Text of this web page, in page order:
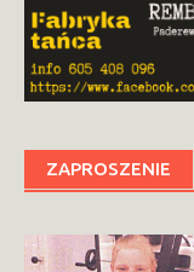
ZAPROSZENIE